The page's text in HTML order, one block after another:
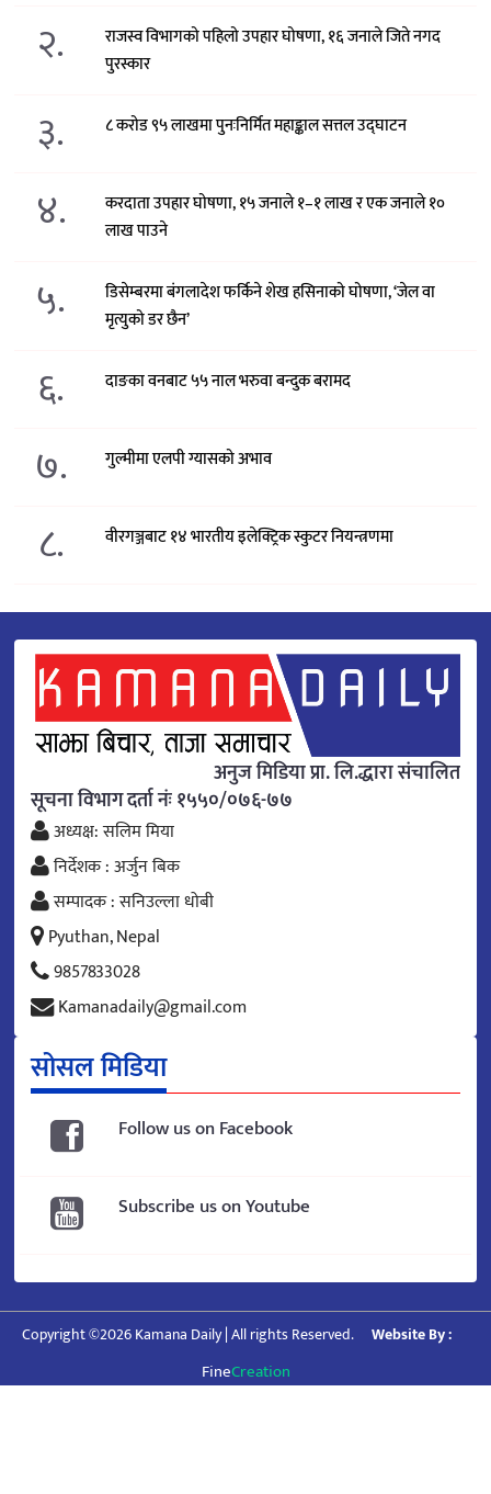
२.
राजस्व विभागको पहिलो उपहार घोषणा, १६ जनाले जिते नगद
पुरस्कार
३. ८ करोड ९५ लाखमा पुनःनिर्मित महाङ्काल सत्तल उद्घाटन
४.
करदाता उपहार घोषणा, १५ जनाले १–१ लाख र एक जनाले १०
लाख पाउने
५.
डिसेम्बरमा बंगलादेश फर्किने शेख हसिनाको घोषणा, ‘जेल वा
मृत्युको डर छैन’
६. दाङका वनबाट ५५ नाल भरुवा बन्दुक बरामद
७. गुल्मीमा एलपी ग्यासको अभाव
८. वीरगञ्जबाट १४ भारतीय इलेक्ट्रिक स्कुटर नियन्त्रणमा
अनुज मिडिया प्रा. लि.द्धारा संचालित
सूचना विभाग दर्ता नंः १५५०/०७६-७७
अध्यक्ष: सलिम मिया
निर्देशक : अर्जुन बिक
सम्पादक : सनिउल्ला धोबी
Pyuthan, Nepal
9857833028
Kamanadaily@gmail.com
सोसल मिडिया
Follow us on Facebook
Subscribe us on Youtube
Copyright ©2026 Kamana Daily | All rights Reserved. Website By :
FineCreation